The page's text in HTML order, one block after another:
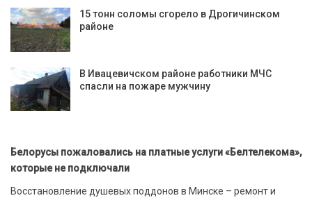
15 тонн соломы сгорело в Дрогичинском
районе
В Ивацевичском районе работники МЧС
спасли на пожаре мужчину
Белорусы пожаловались на платные услуги «Белтелекома»,
которые не подключали
Восстановление душевых поддонов в Минске – ремонт и